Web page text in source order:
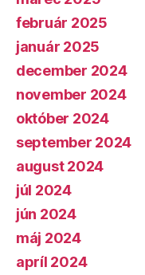
február 2025
január 2025
december 2024
november 2024
október 2024
september 2024
august 2024
júl 2024
jún 2024
máj 2024
apríl 2024